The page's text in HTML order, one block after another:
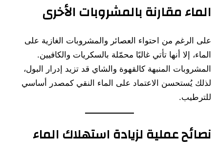
الماء مقارنة بالمشروبات الأخرى
على الرغم من احتواء العصائر والمشروبات الغازية على
الماء، إلا أنها تأتي غالبًا محمّلة بالسكريات والكافيين.
المشروبات المنبهة كالقهوة والشاي قد تزيد إدرار البول،
لذلك يُستحسن الاعتماد على الماء النقي كمصدر أساسي
للترطيب.
نصائح عملية لزيادة استهلاك الماء